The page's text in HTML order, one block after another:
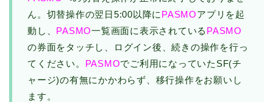
ん。切替操作の翌日5:00以降に PASMOアプリを起
動し、 PASMO一覧画面に表示されている PASMO
の券面をタッチし、ログイン後、続きの操作を行っ
てください。 PASMOでご利用になっていたSF(チ
ャージ)の有無にかかわらず、移行操作をお願いし
ます。